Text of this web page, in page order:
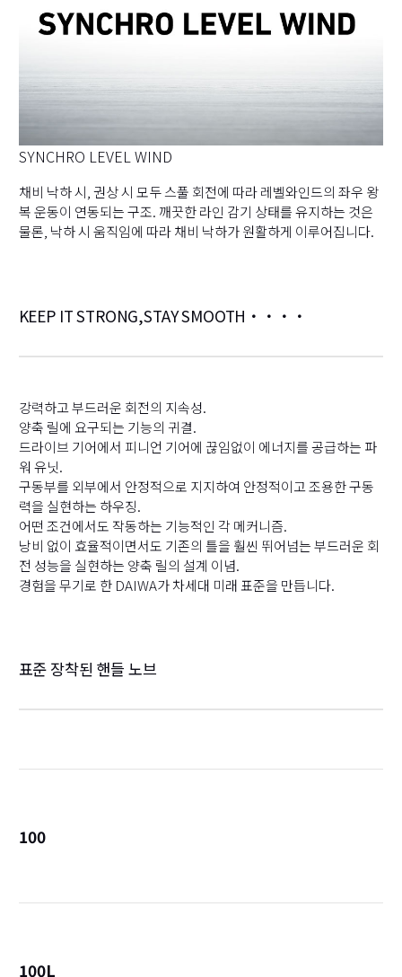
SYNCHRO LEVEL WIND
채비 낙하 시, 권상 시 모두 스풀 회전에 따라 레벨와인드의 좌우 왕
복 운동이 연동되는 구조. 깨끗한 라인 감기 상태를 유지하는 것은
물론, 낙하 시 움직임에 따라 채비 낙하가 원활하게 이루어집니다.
KEEP IT STRONG,STAY SMOOTH・・・・
강력하고 부드러운 회전의 지속성.
양축 릴에 요구되는 기능의 귀결.
드라이브 기어에서 피니언 기어에 끊임없이 에너지를 공급하는 파
워 유닛.
구동부를 외부에서 안정적으로 지지하여 안정적이고 조용한 구동
력을 실현하는 하우징.
어떤 조건에서도 작동하는 기능적인 각 메커니즘.
낭비 없이 효율적이면서도 기존의 틀을 훨씬 뛰어넘는 부드러운 회
전 성능을 실현하는 양축 릴의 설계 이념.
경험을 무기로 한 DAIWA가 차세대 미래 표준을 만듭니다.
표준 장착된 핸들 노브
100
100L